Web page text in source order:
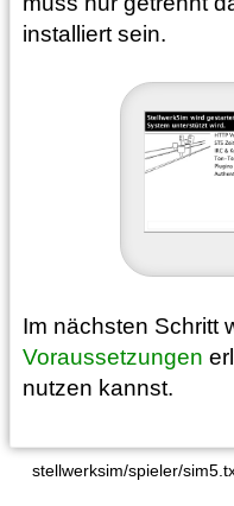
installiert sein.
Im nächsten Schritt
Voraussetzungen
nutzen kannst.
stellwerksim/spieler/